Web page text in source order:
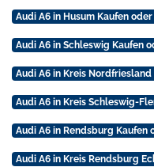
Audi A6 in Husum Kaufen
Audi A6 in Schleswig Kaufen
Audi A6 in Kreis
Audi A6 in Kreis Schleswig-
Audi A6 in Rendsburg Kaufen
Audi A6 in Kreis Rendsburg